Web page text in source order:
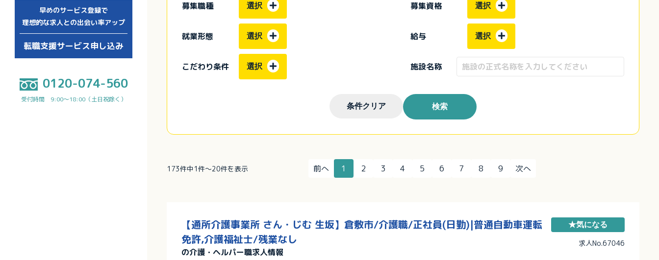
早めのサービス登録で
理想的な求人との出会い率アップ
転職支援サービス申し込み
0120-074-560
受付時間 9:00～18:00（土日祝除く）
募集職種 選択 募集資格 選択
就業形態 選択 給与 選択
こだわり条件 選択 施設名称
条件クリア 検索
173件中1件～20件を表示 前へ 1 2 3 4 5 6 7 8 9 次へ
【通所介護事業所 さん・じむ 生坂】倉敷市/介護職/正社員(日勤)|普通自動車運転
免許,介護福祉士/残業なし
の介護・ヘルパー職求人情報
★気になる
求人No.67046